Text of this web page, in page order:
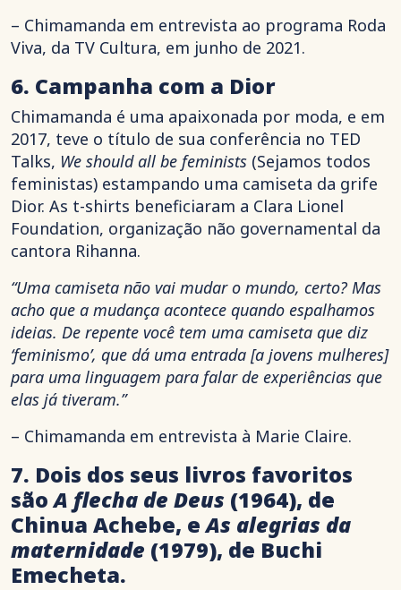
– Chimamanda em entrevista ao programa Roda
Viva, da TV Cultura, em junho de 2021.
6. Campanha com a Dior
Chimamanda é uma apaixonada por moda, e em
2017, teve o título de sua conferência no TED
Talks, We should all be feminists (Sejamos todos
feministas) estampando uma camiseta da grife
Dior. As t-shirts beneficiaram a Clara Lionel
Foundation, organização não governamental da
cantora Rihanna.
“Uma camiseta não vai mudar o mundo, certo? Mas
acho que a mudança acontece quando espalhamos
ideias. De repente você tem uma camiseta que diz
‘feminismo’, que dá uma entrada [a jovens mulheres]
para uma linguagem para falar de experiências que
elas já tiveram.”
– Chimamanda em entrevista à Marie Claire.
7. Dois dos seus livros favoritos
sãoA flecha de Deus (1964), de
Chinua Achebe, eAs alegrias da
maternidade (1979), de Buchi
Emecheta.